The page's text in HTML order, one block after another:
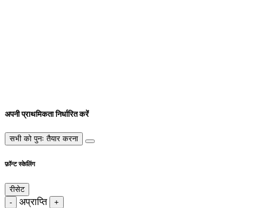
अपनी प्राथमिकता निर्धारित करें
सभी को पुनः तैयार करना
फ़ॉन्ट स्केलिंग
रीसेट
-
अप्राप्ति +